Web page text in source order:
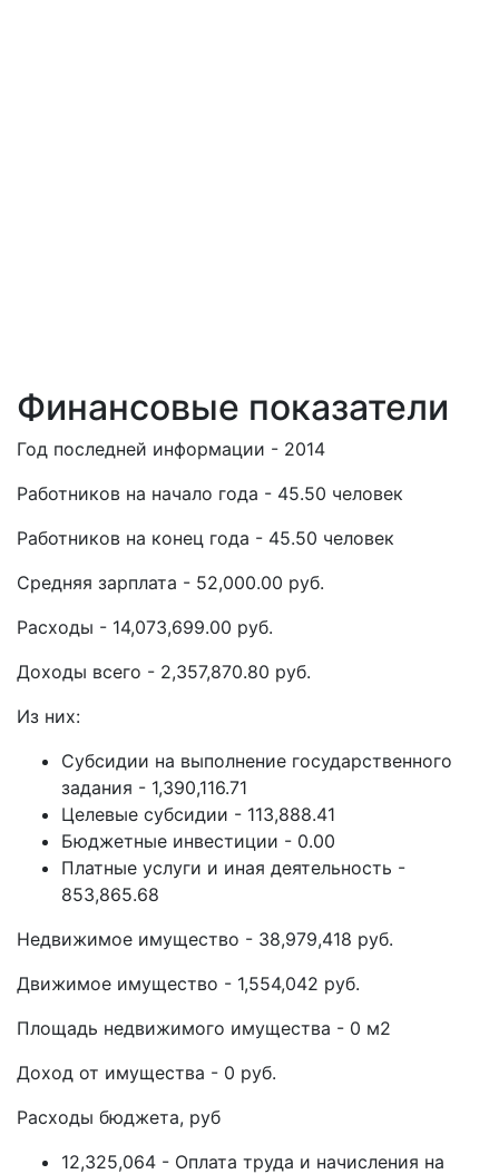
Финансовые показатели
Год последней информации - 2014
Работников на начало года - 45.50 человек
Работников на конец года - 45.50 человек
Средняя зарплата - 52,000.00 руб.
Расходы - 14,073,699.00 руб.
Доходы всего - 2,357,870.80 руб.
Из них:
Субсидии на выполнение государственного
задания - 1,390,116.71
Целевые субсидии - 113,888.41
Бюджетные инвестиции - 0.00
Платные услуги и иная деятельность -
853,865.68
Недвижимое имущество - 38,979,418 руб.
Движимое имущество - 1,554,042 руб.
Площадь недвижимого имущества - 0 м2
Доход от имущества - 0 руб.
Расходы бюджета, руб
12,325,064 - Оплата труда и начисления на